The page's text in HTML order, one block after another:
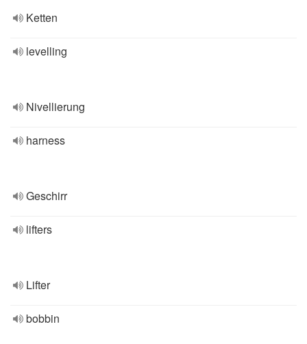
Ketten
levelling
Nivellierung
harness
Geschirr
lifters
Lifter
bobbin